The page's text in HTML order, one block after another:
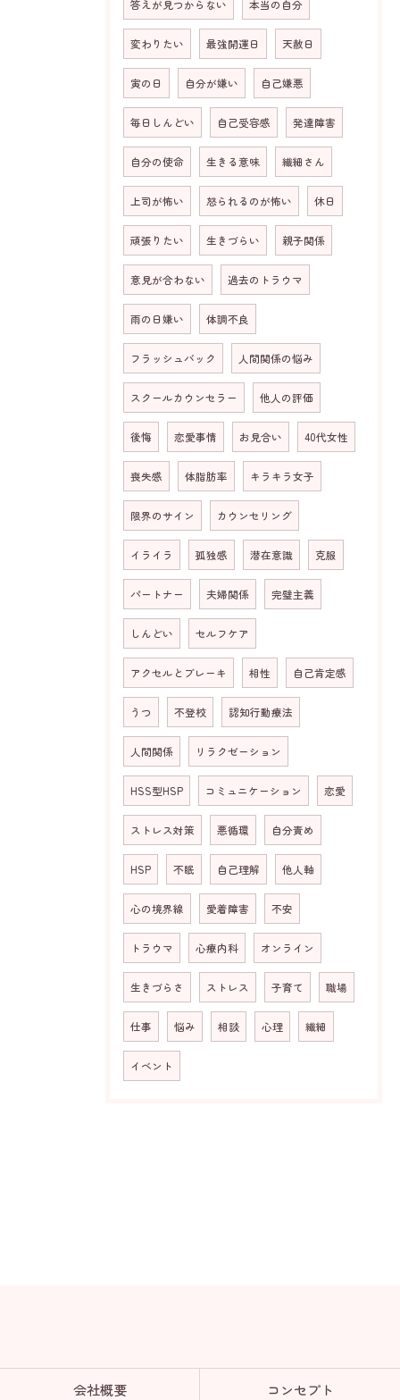
答えが見つからない 本当の自分
変わりたい 最強開運日 天赦日
寅の日 自分が嫌い 自己嫌悪
毎日しんどい 自己受容感 発達障害
自分の使命 生きる意味 繊細さん
上司が怖い 怒られるのが怖い 休日
頑張りたい 生きづらい 親子関係
意見が合わない 過去のトラウマ
雨の日嫌い 体調不良
フラッシュバック 人間関係の悩み
スクールカウンセラー 他人の評価
後悔 恋愛事情 お見合い 40代女性
喪失感 体脂肪率 キラキラ女子
限界のサイン カウンセリング
イライラ 孤独感 潜在意識 克服
パートナー 夫婦関係 完璧主義
しんどい セルフケア
アクセルとブレーキ 相性 自己肯定感
うつ 不登校 認知行動療法
人間関係 リラクゼーション
HSS型HSP コミュニケーション 恋愛
ストレス対策 悪循環 自分責め
HSP 不眠 自己理解 他人軸
心の境界線 愛着障害 不安
トラウマ 心療内科 オンライン
生きづらさ ストレス 子育て 職場
仕事 悩み 相談 心理 繊細
イベント
会社概要 コンセプト
お問い合わせはこちら